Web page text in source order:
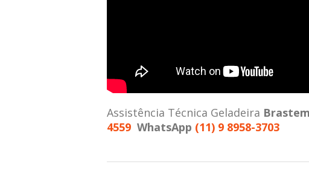
Assistência Técnica Geladeira
4559 WhatsApp (11) 9 8958-3703